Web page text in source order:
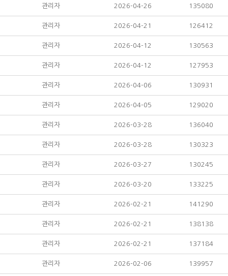
관리자 2026-04-26 135080
관리자 2026-04-21 126412
관리자 2026-04-12 130563
관리자 2026-04-12 127953
관리자 2026-04-06 130931
관리자 2026-04-05 129020
관리자 2026-03-28 136040
관리자 2026-03-28 130323
관리자 2026-03-27 130245
관리자 2026-03-20 133225
관리자 2026-02-21 141290
관리자 2026-02-21 138138
관리자 2026-02-21 137184
관리자 2026-02-06 139957